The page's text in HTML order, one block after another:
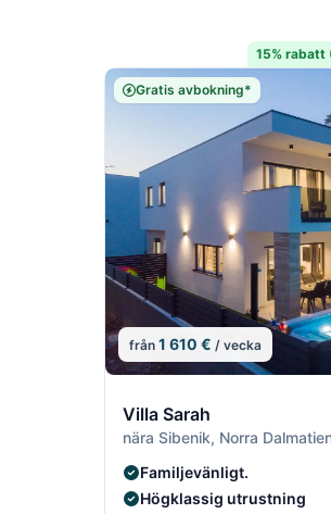
15% rabatt
Gratis avbokning*
från 1 610 € / vecka
Villa Sarah
nära Sibenik, Norra
Familjevänligt.
Högklassig utrustning